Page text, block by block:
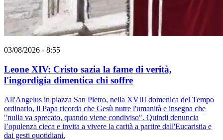
03/08/2026 - 8:55
Leone XIV: Cristo sazia la fame di verità,
l'ingordigia dimentica chi soffre
All'Angelus in piazza San Pietro, nella XVIII domenica del Tempo
ordinario, il Papa ricorda che Gesù nutre l'umanità e insegna che
"nulla va sprecato, quando viene condiviso". Quindi denuncia
l’opulenza cieca e invita a vivere la carità a partire dall'Eucaristia e
dai gesti quotidiani.